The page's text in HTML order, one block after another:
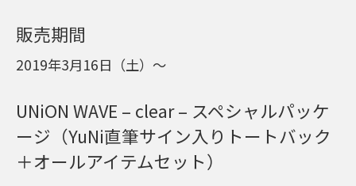
販売期間
2019年3月16日（土）～
UNiON WAVE – clear – スペシャルパッケ
ージ（YuNi直筆サイン入りトートバック
＋オールアイテムセット）